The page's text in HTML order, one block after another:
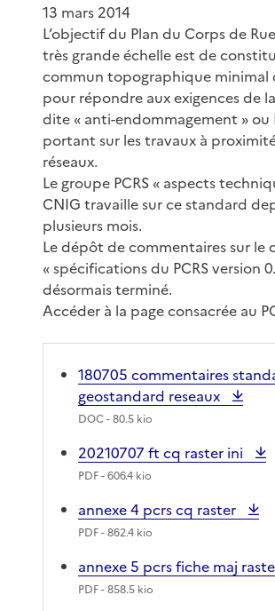
13 mars 2014
L’objectif du Plan du Corps de
très grande échelle est de
commun topographique minimal
pour répondre aux exigences de
dite « anti-endommagement » ou
portant sur les travaux à
réseaux.
Le groupe PCRS « aspects
CNIG travaille sur ce standard
plusieurs mois.
Le dépôt de commentaires sur le
« spécifications du PCRS version
désormais terminé.
Accéder à la page consacrée au
180705 commentaires
geostandard reseaux
DOC- 80.5 kio
20210707 ft cq raster ini
PDF- 606.4 kio
annexe 4 pcrs cq raster
PDF- 862.4 kio
annexe 5 pcrs fiche maj
PDF- 858.5 kio